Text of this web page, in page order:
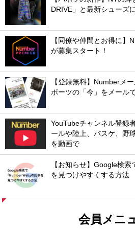
DRIVE」と最新シューズ
【同僚や仲間とお得に】
が募集スタート！
【登録無料】Numberメ
ポーツの「今」をメール
YouTubeチャンネル登録
ールや陸上、バスケ、野
を動画で
【お知らせ】Google検
を見つけやすくする方法
会員メニ